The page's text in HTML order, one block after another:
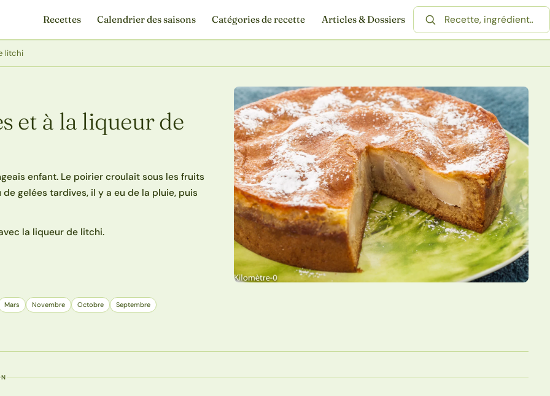
Recettes Calendrier des saisons Catégories de recette Articles & Dossiers
Rechercher une recette
litchi
et à la liqueur de
enfant. Le poirier croulait sous les fruits
gelées tardives, il y a eu de la pluie, puis
la liqueur de litchi.
Mars Novembre Octobre Septembre